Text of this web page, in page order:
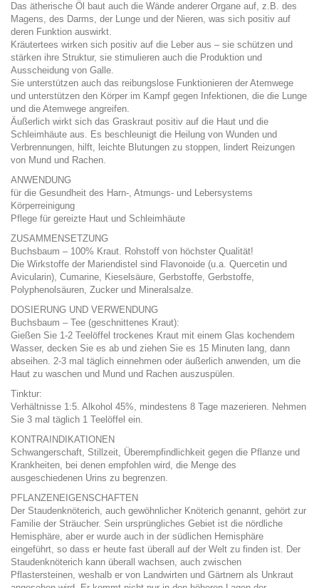
Das ätherische Öl baut auch die Wände anderer Organe auf, z.B. des
Magens, des Darms, der Lunge und der Nieren, was sich positiv auf
deren Funktion auswirkt.
Kräutertees wirken sich positiv auf die Leber aus – sie schützen und
stärken ihre Struktur, sie stimulieren auch die Produktion und
Ausscheidung von Galle.
Sie unterstützen auch das reibungslose Funktionieren der Atemwege
und unterstützen den Körper im Kampf gegen Infektionen, die die Lunge
und die Atemwege angreifen.
Äußerlich wirkt sich das Graskraut positiv auf die Haut und die
Schleimhäute aus. Es beschleunigt die Heilung von Wunden und
Verbrennungen, hilft, leichte Blutungen zu stoppen, lindert Reizungen
von Mund und Rachen.
ANWENDUNG
für die Gesundheit des Harn-, Atmungs- und Lebersystems
Körperreinigung
Pflege für gereizte Haut und Schleimhäute
ZUSAMMENSETZUNG
Buchsbaum – 100% Kraut. Rohstoff von höchster Qualität!
Die Wirkstoffe der Mariendistel sind Flavonoide (u.a. Quercetin und
Avicularin), Cumarine, Kieselsäure, Gerbstoffe, Gerbstoffe,
Polyphenolsäuren, Zucker und Mineralsalze.
DOSIERUNG UND VERWENDUNG
Buchsbaum – Tee (geschnittenes Kraut):
Gießen Sie 1-2 Teelöffel trockenes Kraut mit einem Glas kochendem
Wasser, decken Sie es ab und ziehen Sie es 15 Minuten lang, dann
abseihen. 2-3 mal täglich einnehmen oder äußerlich anwenden, um die
Haut zu waschen und Mund und Rachen auszuspülen.
Tinktur:
Verhältnisse 1:5. Alkohol 45%, mindestens 8 Tage mazerieren. Nehmen
Sie 3 mal täglich 1 Teelöffel ein.
KONTRAINDIKATIONEN
Schwangerschaft, Stillzeit, Überempfindlichkeit gegen die Pflanze und
Krankheiten, bei denen empfohlen wird, die Menge des
ausgeschiedenen Urins zu begrenzen.
PFLANZENEIGENSCHAFTEN
Der Staudenknöterich, auch gewöhnlicher Knöterich genannt, gehört zur
Familie der Sträucher. Sein ursprüngliches Gebiet ist die nördliche
Hemisphäre, aber er wurde auch in der südlichen Hemisphäre
eingeführt, so dass er heute fast überall auf der Welt zu finden ist. Der
Staudenknöterich kann überall wachsen, auch zwischen
Pflastersteinen, weshalb er von Landwirten und Gärtnern als Unkraut